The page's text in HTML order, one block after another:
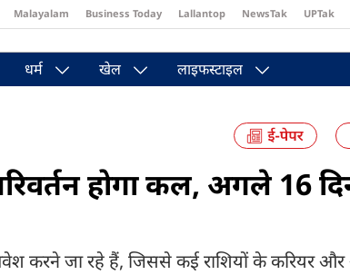
Malayalam Business Today Lallantop NewsTak UPTak
धर्म खेल लाइफस्टाइल
होगा कल, अगले 16
करने जा रहे हैं, जिससे कई राशियों के करियर